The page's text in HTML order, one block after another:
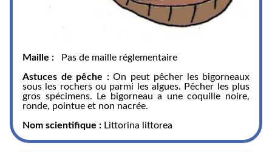
Maille : Pas de maille réglementaire
Astuces de pêche : On peut pêcher les bigorneaux
sous les rochers ou parmi les algues. Pêcher les plus
gros spécimens. Le bigorneau a une coquille noire,
ronde, pointue et non nacrée.
Nom scientifique : Littorina littorea